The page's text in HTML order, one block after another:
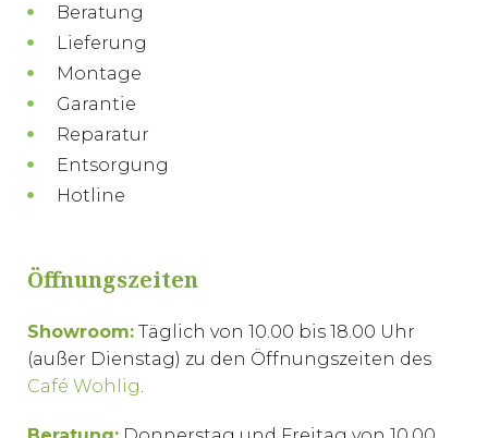
Beratung
Lieferung
Montage
Garantie
Reparatur
Entsorgung
Hotline
Öffnungszeiten
Showroom: Täglich von 10.00 bis 18.00 Uhr
(außer Dienstag) zu den Öffnungszeiten des
Café Wohlig